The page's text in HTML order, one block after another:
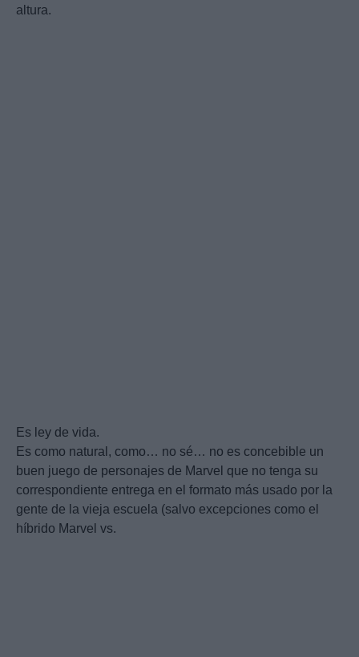
altura.
Es ley de vida.
Es como natural, como… no sé… no es concebible un
buen juego de personajes de Marvel que no tenga su
correspondiente entrega en el formato más usado por la
gente de la vieja escuela (salvo excepciones como el
híbrido Marvel vs.